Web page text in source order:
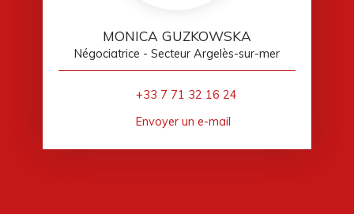
MONICA GUZKOWSKA
Négociatrice - Secteur Argelès-sur-mer
+33 7 71 32 16 24
Envoyer un e-mail